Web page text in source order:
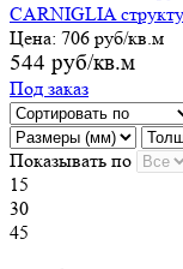
CARNIGLIA
Цена: 706 руб/кв.м
544 руб/кв.м
Под заказ
Показывать по
15
30
45